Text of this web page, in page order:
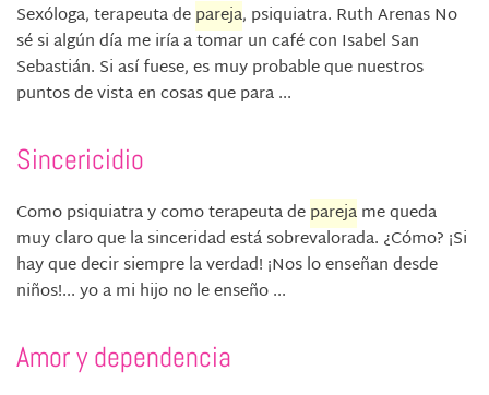
Sexóloga, terapeuta depareja, psiquiatra. Ruth Arenas No
sé si algún día me iría a tomar un café con Isabel San
Sebastián. Si así fuese, es muy probable que nuestros
puntos de vista en cosas que para ...
Sincericidio
Como psiquiatra y como terapeuta deparejame queda
muy claro que la sinceridad está sobrevalorada. ¿Cómo? ¡Si
hay que decir siempre la verdad! ¡Nos lo enseñan desde
niños!... yo a mi hijo no le enseño ...
Amor y dependencia